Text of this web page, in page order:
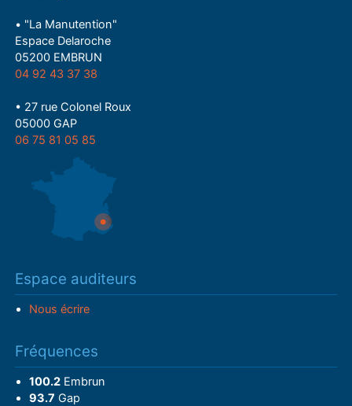
• "La Manutention"
Espace Delaroche
05200 EMBRUN
04 92 43 37 38
• 27 rue Colonel Roux
05000 GAP
06 75 81 05 85
Espace auditeurs
Nous écrire
Fréquences
100.2Embrun
93.7 Gap